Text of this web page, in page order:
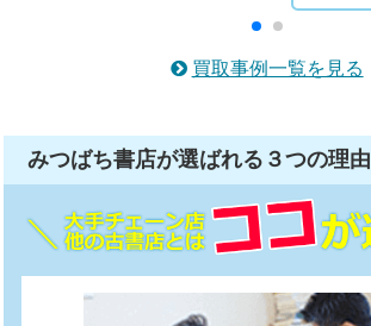
買取事例一覧を見る
みつばち書店が選ばれる ３つの理由